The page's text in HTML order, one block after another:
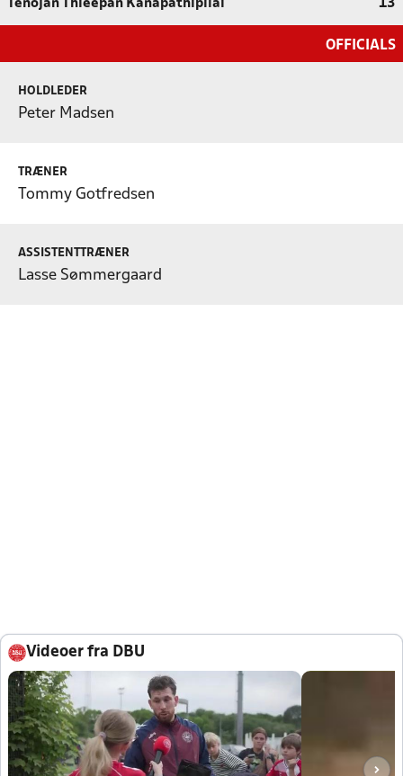
Tenojan Thieepan Kanapathipilai 13
OFFICIALS
HOLDLEDER
Peter Madsen
TRÆNER
Tommy Gotfredsen
ASSISTENTTRÆNER
Lasse Sømmergaard
Videoer fra DBU